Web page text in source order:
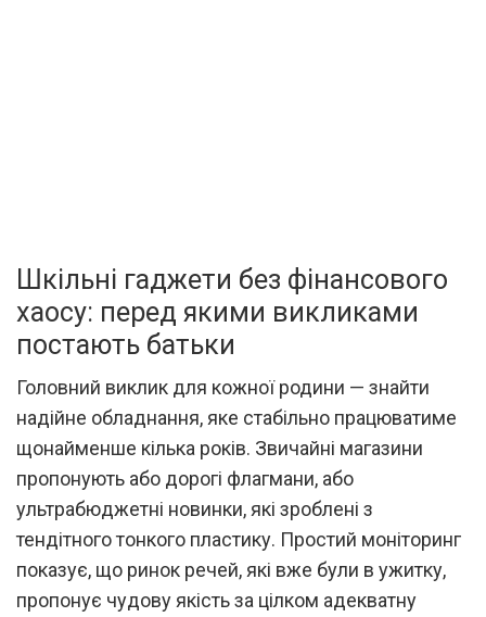
Шкільні гаджети без фінансового
хаосу: перед якими викликами
постають батьки
Головний виклик для кожної родини — знайти
надійне обладнання, яке стабільно працюватиме
щонайменше кілька років. Звичайні магазини
пропонують або дорогі флагмани, або
ультрабюджетні новинки, які зроблені з
тендітного тонкого пластику. Простий моніторинг
показує, що ринок речей, які вже були в ужитку,
пропонує чудову якість за цілком адекватну